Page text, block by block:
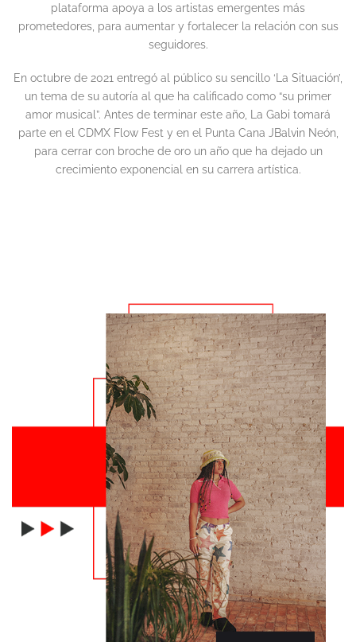
plataforma apoya a los artistas emergentes más
prometedores, para aumentar y fortalecer la relación con sus
seguidores.
En octubre de 2021 entregó al público su sencillo ‘La Situación’,
un tema de su autoría al que ha calificado como “su primer
amor musical”. Antes de terminar este año, La Gabi tomará
parte en el CDMX Flow Fest y en el Punta Cana JBalvin Neón,
para cerrar con broche de oro un año que ha dejado un
crecimiento exponencial en su carrera artística.